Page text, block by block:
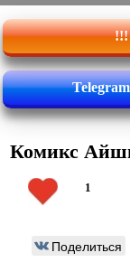
Telegram
Комикс
1
Поделиться